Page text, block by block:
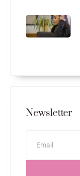
Newsletter